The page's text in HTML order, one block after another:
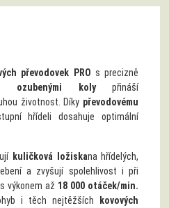
převodovek PRO s precizně
ozubenými kolypřináší
životnost. Díky převodovému
hřídeli dosahuje optimální
kuličková ložiskana hřídelých,
a zvyšují spolehlivost i při
výkonem až 18 000 otáček/min.
i těch nejtěžších
kovových